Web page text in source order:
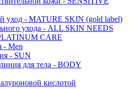
уход - MATURE SKIN (gold label)
ухода - ALL SKIN NEEDS
CARE
- Men
- SUN
для тела - BODY
кислотой